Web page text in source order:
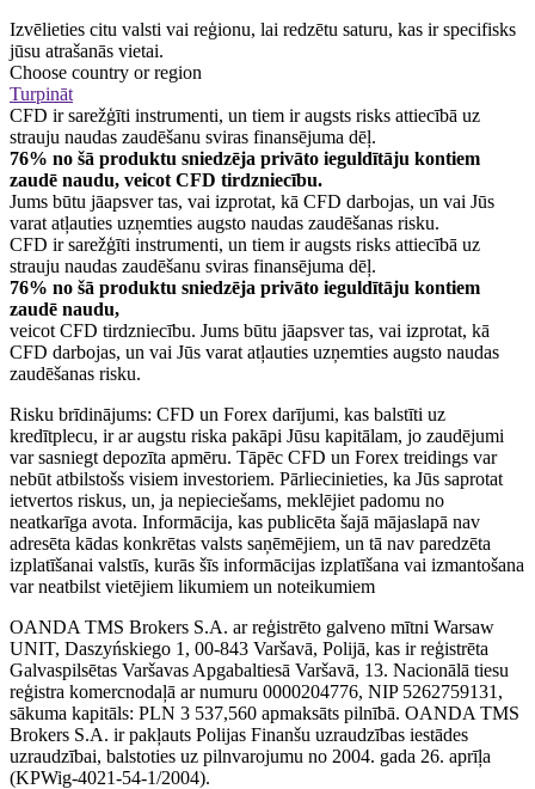
Izvēlieties citu valsti vai reģionu, lai redzētu saturu, kas ir specifisks
jūsu atrašanās vietai.
Choose country or region
Turpināt
CFD ir sarežģīti instrumenti, un tiem ir augsts risks attiecībā uz
strauju naudas zaudēšanu sviras finansējuma dēļ.
76% no šā produktu sniedzēja privāto ieguldītāju kontiem
zaudē naudu, veicot CFD tirdzniecību.
Jums būtu jāapsver tas, vai izprotat, kā CFD darbojas, un vai Jūs
varat atļauties uzņemties augsto naudas zaudēšanas risku.
CFD ir sarežģīti instrumenti, un tiem ir augsts risks attiecībā uz
strauju naudas zaudēšanu sviras finansējuma dēļ.
76% no šā produktu sniedzēja privāto ieguldītāju kontiem
zaudē naudu,
veicot CFD tirdzniecību. Jums būtu jāapsver tas, vai izprotat, kā
CFD darbojas, un vai Jūs varat atļauties uzņemties augsto naudas
zaudēšanas risku.
Risku brīdinājums: CFD un Forex darījumi, kas balstīti uz
kredītplecu, ir ar augstu riska pakāpi Jūsu kapitālam, jo zaudējumi
var sasniegt depozīta apmēru. Tāpēc CFD un Forex treidings var
nebūt atbilstošs visiem investoriem. Pārliecinieties, ka Jūs saprotat
ietvertos riskus, un, ja nepieciešams, meklējiet padomu no
neatkarīga avota. Informācija, kas publicēta šajā mājaslapā nav
adresēta kādas konkrētas valsts saņēmējiem, un tā nav paredzēta
izplatīšanai valstīs, kurās šīs informācijas izplatīšana vai izmantošana
var neatbilst vietējiem likumiem un noteikumiem
OANDA TMS Brokers S.A. ar reģistrēto galveno mītni Warsaw
UNIT, Daszyńskiego 1, 00-843 Varšavā, Polijā, kas ir reģistrēta
Galvaspilsētas Varšavas Apgabaltiesā Varšavā, 13. Nacionālā tiesu
reģistra komercnodaļā ar numuru 0000204776, NIP 5262759131,
sākuma kapitāls: PLN 3 537,560 apmaksāts pilnībā. OANDA TMS
Brokers S.A. ir pakļauts Polijas Finanšu uzraudzības iestādes
uzraudzībai, balstoties uz pilnvarojumu no 2004. gada 26. aprīļa
(KPWig-4021-54-1/2004).